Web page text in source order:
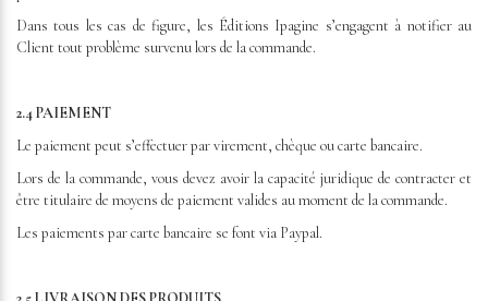
Dans tous les cas de figure, les Éditions Ipagine s’engagent à notifier au
Client tout problème survenu lors de la commande.
2.4 PAIEMENT
Le paiement peut s’effectuer par virement, chèque ou carte bancaire.
Lors de la commande, vous devez avoir la capacité juridique de contracter et
être titulaire de moyens de paiement valides au moment de la commande.
Les paiements par carte bancaire se font via Paypal.